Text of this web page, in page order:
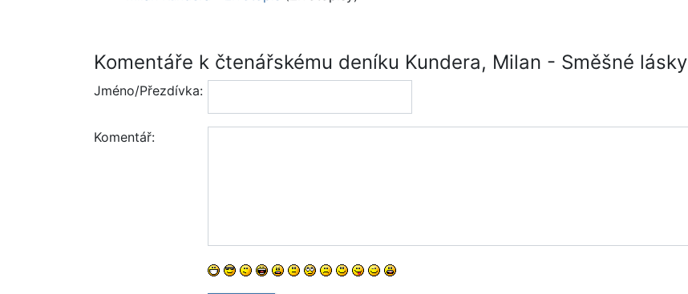
Komentáře k čtenářskému deníku Kundera, Milan - Směšné lásky
Jméno/Přezdívka:
Komentář: